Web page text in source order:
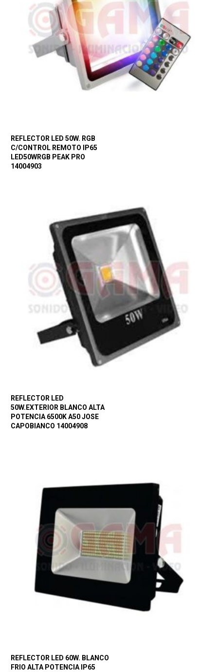
REFLECTOR LED 50W. RGB
C/CONTROL REMOTO IP65
LED50WRGB PEAK PRO
14004903
REFLECTOR LED
50W.EXTERIOR BLANCO ALTA
POTENCIA 6500K A50 JOSE
CAPOBIANCO 14004908
REFLECTOR LED 60W. BLANCO
FRIO ALTA POTENCIA IP65